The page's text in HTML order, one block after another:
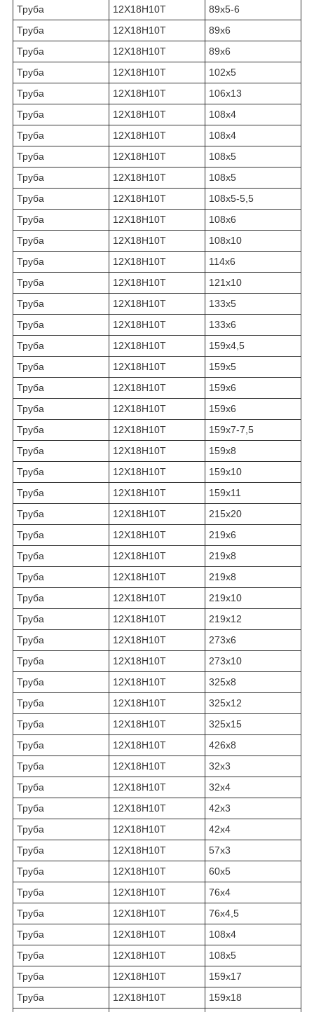
Труба 12Х18Н10Т
89х5-6
Труба
12Х18Н10Т
89х6
Труба
12Х18Н10Т
89х6
Труба
12Х18Н10Т
102х5
Труба
12Х18Н10Т
106х13
Труба
12Х18Н10Т
108х4
Труба
12Х18Н10Т
108х4
Труба
12Х18Н10Т
108х5
Труба
12Х18Н10Т
108х5
Труба
12Х18Н10Т
108х5-5,5
Труба
12Х18Н10Т
108х6
Труба
12Х18Н10Т
108х10
Труба
12Х18Н10Т
114х6
Труба
12Х18Н10Т
121х10
Труба
12Х18Н10Т
133х5
Труба
12Х18Н10Т
133х6
Труба
12Х18Н10Т
159х4,5
Труба
12Х18Н10Т
159х5
Труба
12Х18Н10Т
159х6
Труба
12Х18Н10Т
159х6
Труба
12Х18Н10Т
159х7-7,5
Труба
12Х18Н10Т
159х8
Труба
12Х18Н10Т
159х10
Труба
12Х18Н10Т
159х11
Труба
12Х18Н10Т
215х20
Труба
12Х18Н10Т
219х6
Труба
12Х18Н10Т
219х8
Труба
12Х18Н10Т
219х8
Труба
12Х18Н10Т
219х10
Труба
12Х18Н10Т
219х12
Труба
12Х18Н10Т
273х6
Труба
12Х18Н10Т
273х10
Труба
12Х18Н10Т
325х8
Труба
12Х18Н10Т
325х12
Труба
12Х18Н10Т
325х15
Труба
12Х18Н10Т
426х8
Труба
12Х18Н10Т
32х3
Труба
12Х18Н10Т
32х4
Труба
12Х18Н10Т
42х3
Труба
12Х18Н10Т
42х4
Труба
12Х18Н10Т
57х3
Труба
12Х18Н10Т
60х5
Труба
12Х18Н10Т
76х4
Труба
12Х18Н10Т
76х4,5
Труба
12Х18Н10Т
108х4
Труба
12Х18Н10Т
108х5
Труба
12Х18Н10Т
159х17
Труба
12Х18Н10Т
159х18